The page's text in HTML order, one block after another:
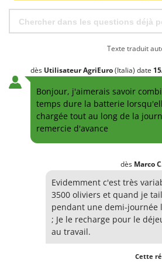
Texte traduit
dès Utilisateur AgriEuro(Italia) date
Bonjour, j'aimerais savoir
temps dure la batterie
chargée tout au long de la
remercie d'avance
dès Marco
Evidemment c'est très
3500 oliviers et quand je
pendant une demi-journée
; Je le recharge pour le
au travail.
Cette